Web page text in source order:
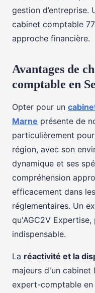
gestion d’entreprise.
cabinet comptable
approche financière.
Avantages de
comptable en
Opter pour un
Marne présente de
particulièrement
région, avec son
dynamique et ses
compréhension
efficacement dans
réglementaires. Un
qu'AGC2V
indispensable.
La réactivité et la
majeurs d'un cabinet
expert-comptable